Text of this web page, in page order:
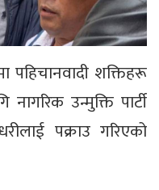
पहिचानवादी शक्तिहरू
उन्मुक्ति पार्टी
पक्राउ गरिएको